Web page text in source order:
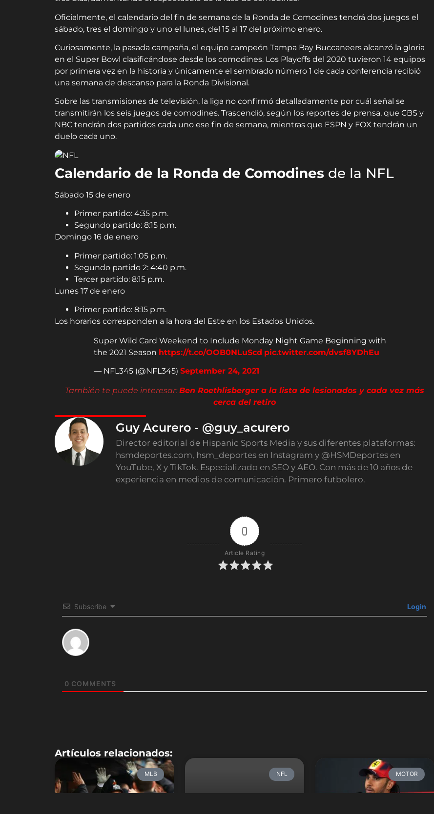
Oficialmente, el calendario del fin de semana de la Ronda de Comodines tendrá dos juegos el
sábado, tres el domingo y uno el lunes, del 15 al 17 del próximo enero.
Curiosamente, la pasada campaña, el equipo campeón Tampa Bay Buccaneers alcanzó la gloria
en el Super Bowl clasificándose desde los comodines. Los Playoffs del 2020 tuvieron 14 equipos
por primera vez en la historia y únicamente el sembrado número 1 de cada conferencia recibió
una semana de descanso para la Ronda Divisional.
Sobre las transmisiones de televisión, la liga no confirmó detalladamente por cuál señal se
transmitirán los seis juegos de comodines. Trascendió, según los reportes de prensa, que CBS y
NBC tendrán dos partidos cada uno ese fin de semana, mientras que ESPN y FOX tendrán un
duelo cada uno.
Calendario de la Ronda de Comodines de la NFL
Sábado 15 de enero
Primer partido: 4:35 p.m.
Segundo partido: 8:15 p.m.
Domingo 16 de enero
Primer partido: 1:05 p.m.
Segundo partido 2: 4:40 p.m.
Tercer partido: 8:15 p.m.
Lunes 17 de enero
Primer partido: 8:15 p.m.
Los horarios corresponden a la hora del Este en los Estados Unidos.
Super Wild Card Weekend to Include Monday Night Game Beginning with
the 2021 Season https://t.co/OOB0NLuScd pic.twitter.com/dvsf8YDhEu
— NFL345 (@NFL345) September 24, 2021
También te puede interesar: Ben Roethlisberger a la lista de lesionados y cada vez más
cerca del retiro
Guy Acurero - @guy_acurero
Director editorial de Hispanic Sports Media y sus diferentes plataformas:
hsmdeportes.com, hsm_deportes en Instagram y @HSMDeportes en
YouTube, X y TikTok. Especializado en SEO y AEO. Con más de 10 años de
experiencia en medios de comunicación. Primero futbolero.
0
Article Rating
Subscribe Login
0 COMMENTS
Artículos relacionados:
MLB NFL MOTOR